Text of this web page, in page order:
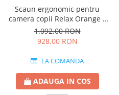
Scaun ergonomic pentru
camera copii Relax Orange –
confort, design modern și
ajustabilitate
1.092,00 RON
928,00 RON
LA COMANDA
ADAUGA IN COS